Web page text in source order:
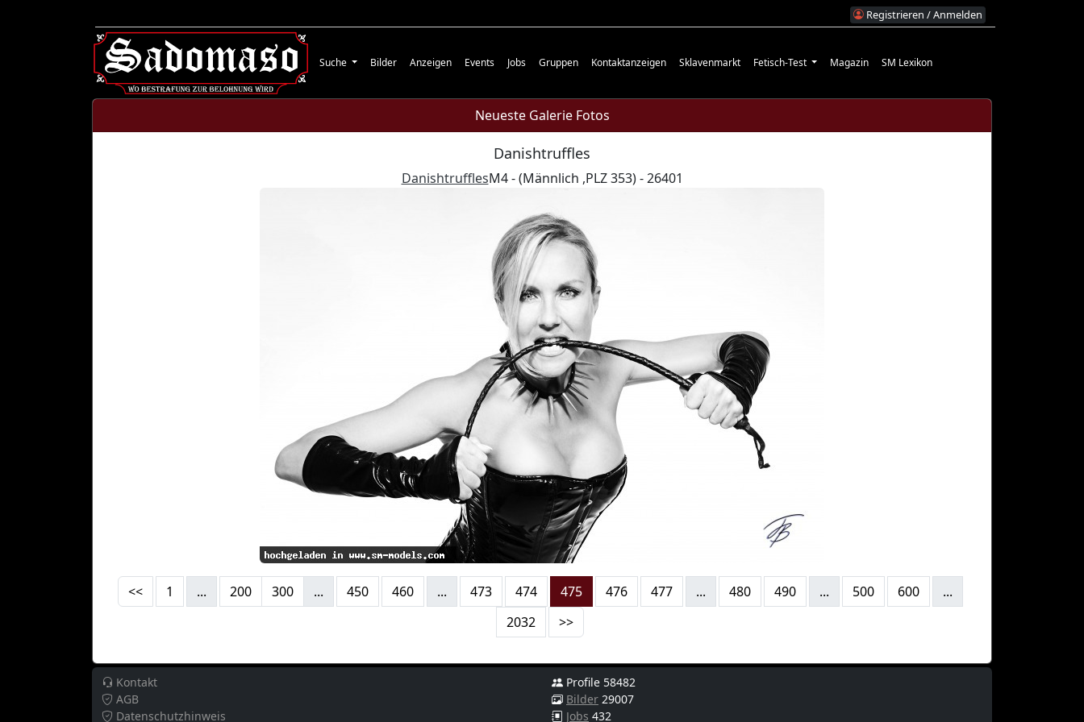
Registrieren / Anmelden
Suche Bilder Anzeigen Events Jobs Gruppen Kontaktanzeigen Sklavenmarkt Fetisch-Test Magazin SM Lexikon
Neueste Galerie Fotos
Danishtruffles
DanishtrufflesM4 - (Männlich ,PLZ 353) - 26401
<< 1 ... 200 300 ... 450 460 ... 473 474 475 476 477 ... 480 490 ... 500 600
...
2032
>>
Kontakt
AGB
Datenschutzhinweis
Profile 58482
Bilder 29007
Jobs 432